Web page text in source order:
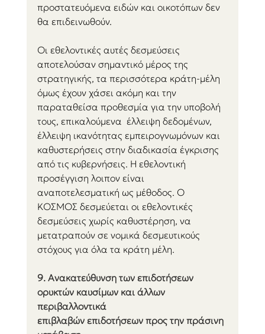
προστατευόμενα ειδών και οικοτόπων δεν
θα επιδεινωθούν.
Οι εθελοντικές αυτές δεσμεύσεις
αποτελούσαν σημαντικό μέρος της
στρατηγικής, τα περισσότερα κράτη-μέλη
όμως έχουν χάσει ακόμη και την
παραταθείσα προθεσμία για την υποβολή
τους, επικαλούμενα  έλλειψη δεδομένων,
έλλειψη ικανότητας εμπειρογνωμόνων και
καθυστερήσεις στην διαδικασία έγκρισης
από τις κυβερνήσεις. Η εθελοντική
προσέγγιση λοιπον είναι
αναποτελεσματική ως μέθοδος. Ο
ΚΟΣΜΟΣ δεσμεύεται οι εθελοντικές
δεσμεύσεις χωρίς καθυστέρηση, να
μετατραπούν σε νομικά δεσμευτικούς
στόχους για όλα τα κράτη μέλη.
9. Ανακατεύθυνση των επιδοτήσεων
ορυκτών καυσίμων και άλλων
περιβαλλοντικά
επιβλαβών επιδοτήσεων προς την πράσινη